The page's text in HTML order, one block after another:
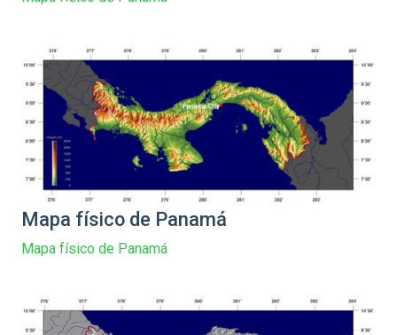
Mapa físico de Panamá
Mapa físico de Panamá